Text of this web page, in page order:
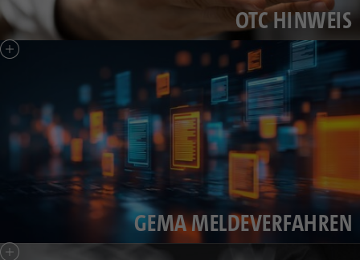
OTC HINWEIS
GEMA MELDEVERFAHREN